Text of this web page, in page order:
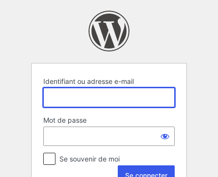
Identifiant ou adresse e-mail
Mot de passe
Se souvenir de moi